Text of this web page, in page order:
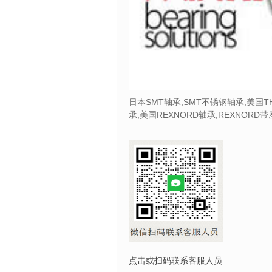
日本SMT轴承,SMT不锈钢轴承;美国
承;美国REXNORD轴承,REXNORD带
点击或扫码联系客服人员